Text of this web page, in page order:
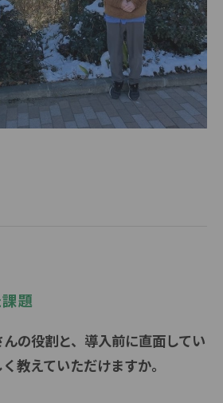
題
の役割と、導入前に直面してい
教えていただけますか。